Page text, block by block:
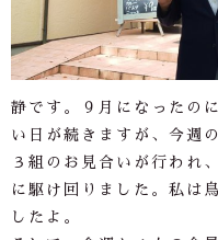
静です。９月になったの
い日が続きますが、今週
３組のお見合いが行われ
に駆け回りました。私は
したよ。